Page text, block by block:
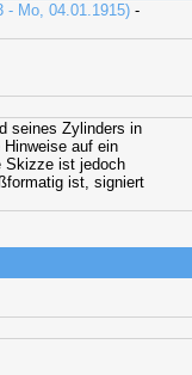
- Mo, 04.01.1915) -
seines Zylinders in
auf ein
Skizze ist jedoch
ist, signiert